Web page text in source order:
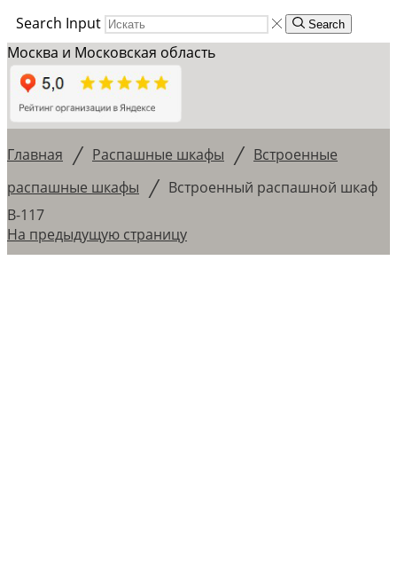
Search Input
Search
Москва и Московская область
Главная / Распашные шкафы / Встроенные
распашные шкафы / Встроенный распашной шкаф
В-117
На предыдущую страницу